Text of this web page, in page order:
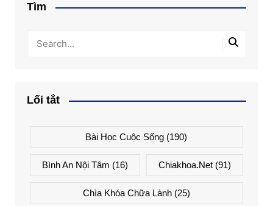
Tìm
Lối tắt
Bài Học Cuộc Sống (190)
Bình An Nội Tâm (16) Chiakhoa.net (91)
Chìa Khóa Chữa Lành(25)